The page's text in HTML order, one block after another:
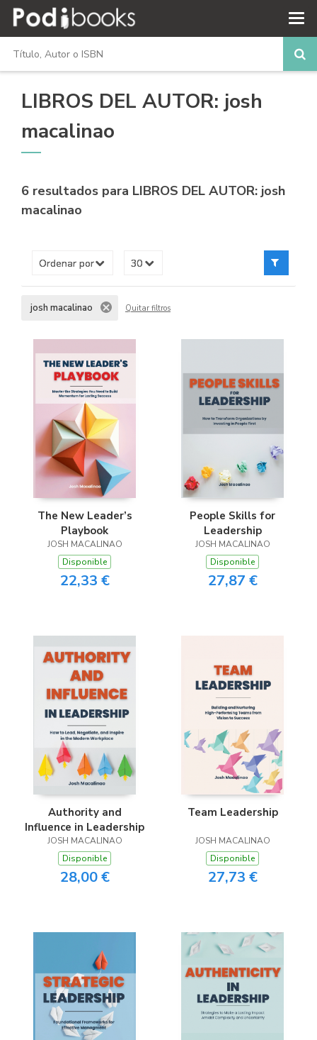
LIBROS DEL AUTOR: josh
macalinao
6 resultados para LIBROS DEL AUTOR: josh
macalinao
josh macalinao Quitar filtros
The New Leader’s
Playbook
JOSH MACALINAO
Disponible
22,33 €
People Skills for
Leadership
JOSH MACALINAO
Disponible
27,87 €
Authority and
Influence in Leadership
JOSH MACALINAO
Disponible
28,00 €
Team Leadership
JOSH MACALINAO
Disponible
27,73 €